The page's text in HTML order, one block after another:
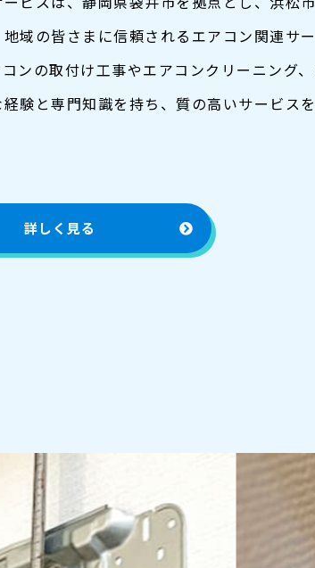
域の皆さまに信頼されるエアコン関連サ
コンの取付け工事やエアコンクリーニング
験と専門知識を持ち、質の高いサービス
詳しく見る